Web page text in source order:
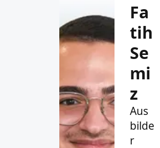
Fa
tih
Se
mi
z
Aus
bilde
r